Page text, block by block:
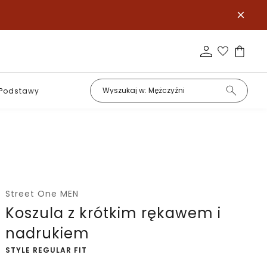
Street One MEN
Koszula z krótkim rękawem i
nadrukiem
-
STYLE REGULAR FIT